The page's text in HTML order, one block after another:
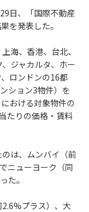
日、「国際不動産
を発表した。
海、香港、台北、
ジャカルタ、ホー
ロンドンの16都
ション3物件）を
おける対象物件の
たりの価格・賃料
は、ムンバイ（前
ニューヨーク（同
た。
プラス）、大